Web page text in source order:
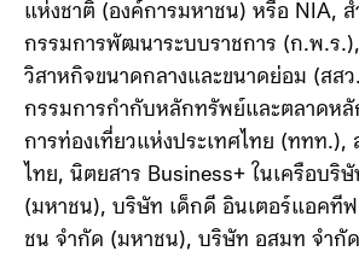
แห่งชาติ (องค์การมหาชน) หรือ NIA,
กรรมการพัฒนาระบบราชการ (ก.พ.ร
วิสาหกิจขนาดกลางและขนาดย่อม (สส
กรรมการกำกับหลักทรัพย์และตลาดห
การท่องเที่ยวแห่งประเทศไทย (ททท.),
ไทย, นิตยสาร Business+ ในเครือบริ
(มหาชน), บริษัท เด็กดี อินเตอร์แอคที
ชน จำกัด (มหาชน), บริษัท อสมท จำกั